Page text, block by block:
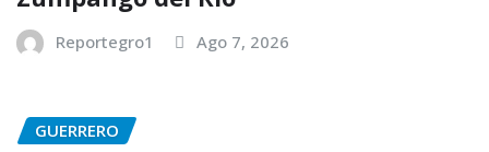
Reportegro1 Ago 7, 2026
GUERRERO